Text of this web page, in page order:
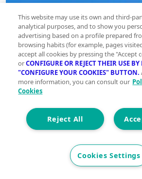
This website may use its own and third-
analytical purposes, and to show you
advertising based on a profile prepared
browsing habits (for example, pages
accept all cookies by pressing the "Accept
orCONFIGURE OR REJECT THEIR USE BY
"CONFIGURE YOUR COOKIES" BUTTON.
more information, you can consult our
Cookies
Reject All
Cookies Settings